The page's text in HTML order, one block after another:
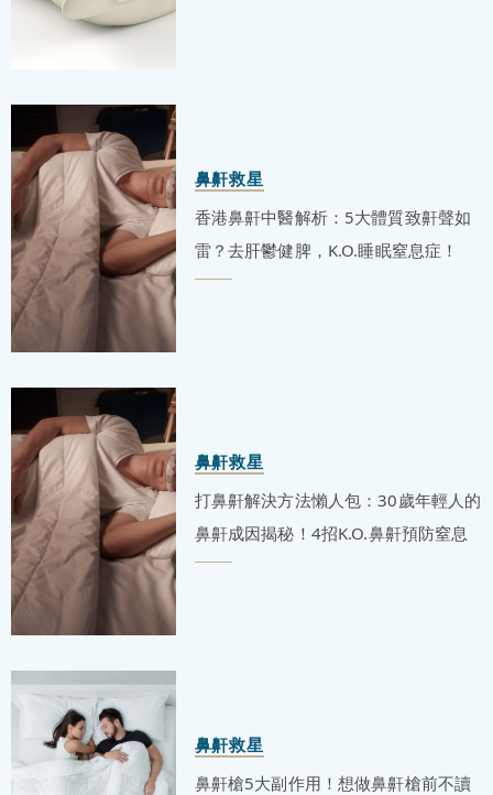
鼻鼾救星
香港鼻鼾中醫解析：5大體質致鼾聲如
雷？去肝鬱健脾，K.O.睡眠窒息症！
鼻鼾救星
打鼻鼾解決方法懶人包：30歲年輕人的
鼻鼾成因揭秘！4招K.O.鼻鼾預防窒息
鼻鼾救星
鼻鼾槍5大副作用！想做鼻鼾槍前不讀